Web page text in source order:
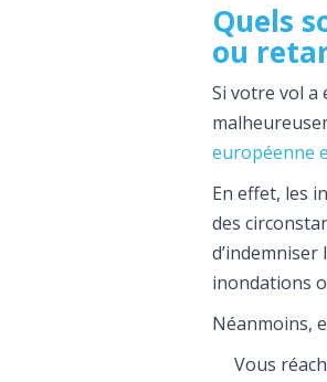
Quels
ou
Si votre vol a
européenne
En effet, les
des
inondations
Néanmoins,
Vous